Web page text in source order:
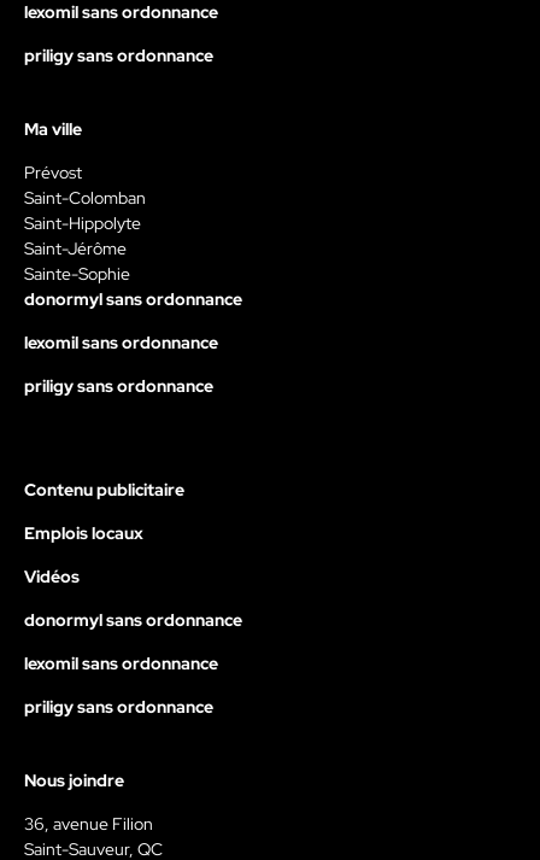
lexomil sans ordonnance
priligy sans ordonnance
Ma ville
Prévost
Saint-Colomban
Saint-Hippolyte
Saint-Jérôme
Sainte-Sophie
donormyl sans ordonnance
lexomil sans ordonnance
priligy sans ordonnance
Contenu publicitaire
Emplois locaux
Vidéos
donormyl sans ordonnance
lexomil sans ordonnance
priligy sans ordonnance
Nous joindre
36, avenue Filion
Saint-Sauveur, QC